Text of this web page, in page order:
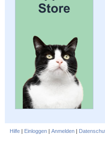
Hilfe | Einloggen | Anmelden |